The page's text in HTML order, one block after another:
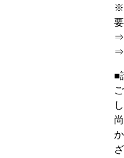
※
⇒
⇒
■